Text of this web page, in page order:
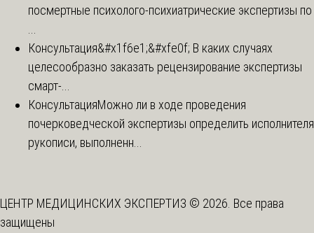
посмертные психолого-психиатрические экспертизы по
...
Консультация&#x1f6e1;&#xfe0f; В каких случаях
целесообразно заказать рецензирование экспертизы
смарт-...
КонсультацияМожно ли в ходе проведения
почерковедческой экспертизы определить исполнителя
рукописи, выполненн...
ЦЕНТР МЕДИЦИНСКИХ ЭКСПЕРТИЗ © 2026. Все права
защищены